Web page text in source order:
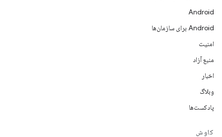
Android
Android برای سازمان‌ها
امنیت
منبع آزاد
اخبار
وبلاگ
پادکست‌ها
کاوش